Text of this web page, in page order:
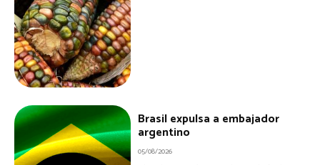
Brasil expulsa a embajador
argentino
05/08/2026